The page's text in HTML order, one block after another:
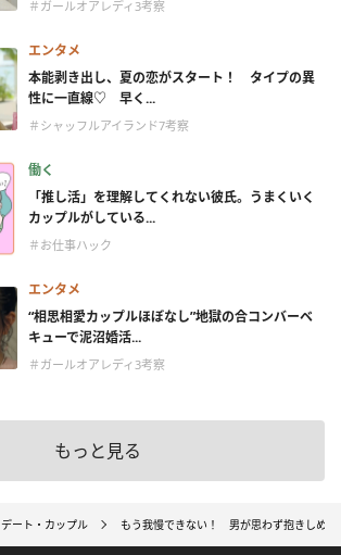
＃ガールオアレディ3考察
エンタメ
本能剥き出し、夏の恋がスタート！ タイプの異
性に一直線♡ 早く...
＃シャッフルアイランド7考察
働く
「推し活」を理解してくれない彼氏。うまくいく
カップルがしている...
＃お仕事ハック
エンタメ
“相思相愛カップルほぼなし”地獄の合コンバーベ
キューで泥沼婚活...
＃ガールオアレディ3考察
もっと見る
デート・カップル もう我慢できない！ 男が思わず抱きしめた